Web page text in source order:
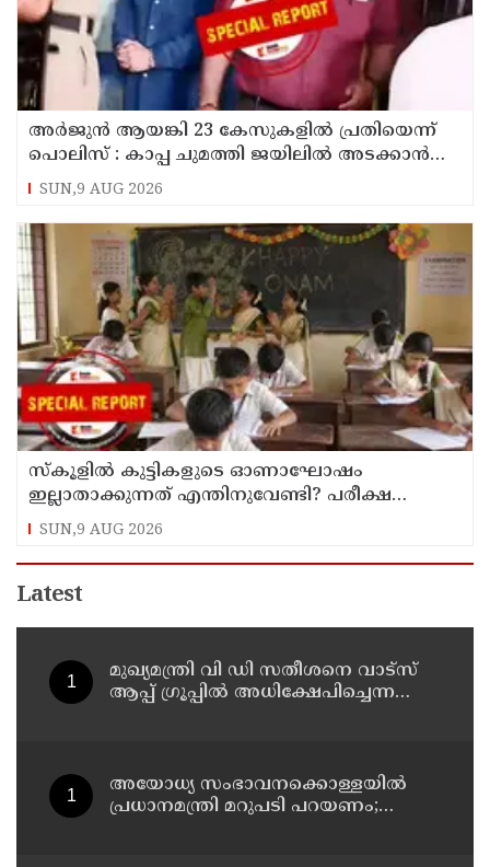
അര്‍ജുന്‍ ആയങ്കി 23 കേസുകളില്‍ പ്രതിയെന്ന്
പൊലിസ് : കാപ്പ ചുമത്തി ജയിലില്‍ അടക്കാന്‍
നീക്കം
SUN,9 AUG 2026
സ്‌കൂളില്‍ കുട്ടികളുടെ ഓണാഘോഷം
ഇല്ലാതാക്കുന്നത് എന്തിനുവേണ്ടി? പരീക്ഷ
ഷെഡ്യൂള്‍ മാറ്റിയത് തിരുത്തുമോ?
SUN,9 AUG 2026
Latest
മുഖ്യമന്ത്രി വി ഡി സതീശനെ വാട്‌സ്
ആപ്പ് ഗ്രൂപ്പില്‍ അധിക്ഷേപിച്ചെന്ന
അയോധ്യ സംഭാവനക്കൊള്ളയില്‍
പ്രധാനമന്ത്രി മറുപടി പറയണം;